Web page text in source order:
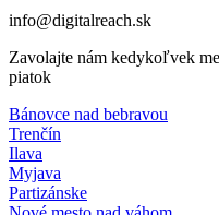
info@digitalreach.sk
Zavolajte nám kedykoľvek
piatok
Bánovce nad bebravou
Trenčín
Ilava
Myjava
Partizánske